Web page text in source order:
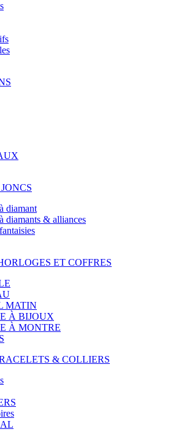
diamant
diamants & alliances
ET COFFRES
MATIN
À BIJOUX
À MONTRE
& COLLIERS